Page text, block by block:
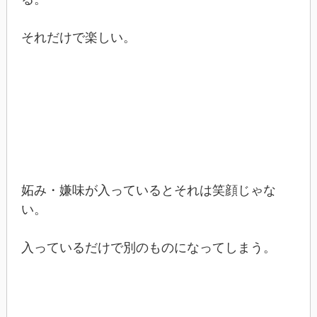
それだけで楽しい。
妬み・嫌味が入っているとそれは笑顔じゃな
い。
入っているだけで別のものになってしまう。